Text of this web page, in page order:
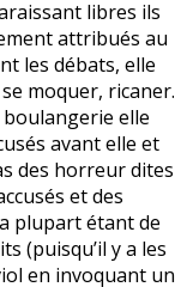
libres ils
attribués au
les débats, elle
moquer, ricaner.
boulangerie elle
avant elle et
des horreur dites
et des
plupart étant de
(puisqu’il y a les
en invoquant un